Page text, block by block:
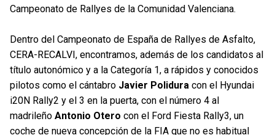
Campeonato de Rallyes de la Comunidad Valenciana.
Dentro del Campeonato de España de Rallyes de Asfalto,
CERA-RECALVI, encontramos, además de los candidatos al
título autonómico y a la Categoría 1, a rápidos y conocidos
pilotos como el cántabro Javier Polidura con el Hyundai
i20N Rally2 y el 3 en la puerta, con el número 4 al
madrileño Antonio Otero con el Ford Fiesta Rally3, un
coche de nueva concepción de la FIA que no es habitual